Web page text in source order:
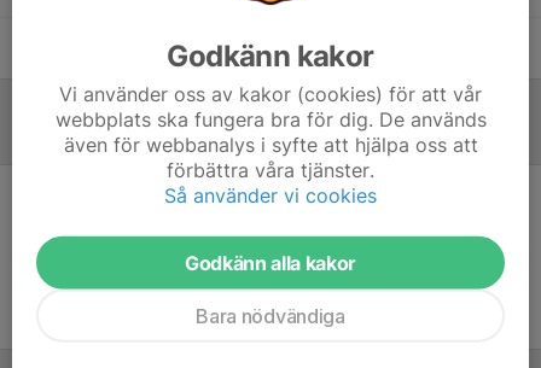
Marcus CarlströmAssisterande tränare
Referat
Godkänn kakor
Vi använder oss av kakor (cookies) för att vår
webbplats ska fungera bra för dig. De används
även för webbanalys i syfte att hjälpa oss att
förbättra våra tjänster.
Så använder vi cookies
Godkänn alla kakor
Bara nödvändiga